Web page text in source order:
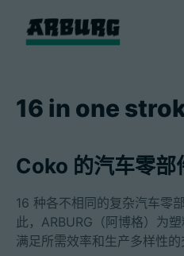
智慧制造
16 in one
Coko 的汽车零部
16 种各不相同的复杂汽车零
此，ARBURG（阿博格）为
满足所需效率和生产多样性的